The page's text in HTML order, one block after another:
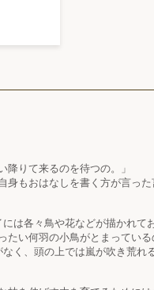
りて来るのを待つの。」
身もおはなしを書く方が言った
は各々鳥や花などが描かれて
たい何羽の小鳥がとまっている
く、頭の上では嵐が吹き荒れ